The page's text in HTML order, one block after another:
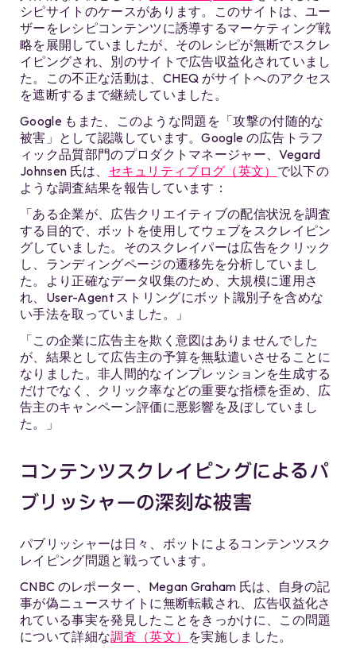
シピサイトのケースがあります。このサイトは、ユー
ザーをレシピコンテンツに誘導するマーケティング戦
略を展開していましたが、そのレシピが無断でスクレ
イピングされ、別のサイトで広告収益化されていまし
た。この不正な活動は、CHEQ がサイトへのアクセス
を遮断するまで継続していました。
Google もまた、このような問題を「攻撃の付随的な
被害」として認識しています。Google の広告トラフ
ィック品質部門のプロダクトマネージャー、Vegard
Johnsen 氏は、 セキュリティブログ（英文） で以下の
ような調査結果を報告しています：
「ある企業が、広告クリエイティブの配信状況を調査
する目的で、ボットを使用してウェブをスクレイピン
グしていました。そのスクレイパーは広告をクリック
し、ランディングページの遷移先を分析していまし
た。より正確なデータ収集のため、大規模に運用さ
れ、User-Agent ストリングにボット識別子を含めな
い手法を取っていました。」
「この企業に広告主を欺く意図はありませんでした
が、結果として広告主の予算を無駄遣いさせることに
なりました。非人間的なインプレッションを生成する
だけでなく、クリック率などの重要な指標を歪め、広
告主のキャンペーン評価に悪影響を及ぼしていまし
た。」
コンテンツスクレイピングによるパ
ブリッシャーの深刻な被害
パブリッシャーは日々、ボットによるコンテンツスク
レイピング問題と戦っています。
CNBC のレポーター、Megan Graham 氏は、自身の記
事が偽ニュースサイトに無断転載され、広告収益化さ
れている事実を発見したことをきっかけに、この問題
について詳細な調査（英文） を実施しました。